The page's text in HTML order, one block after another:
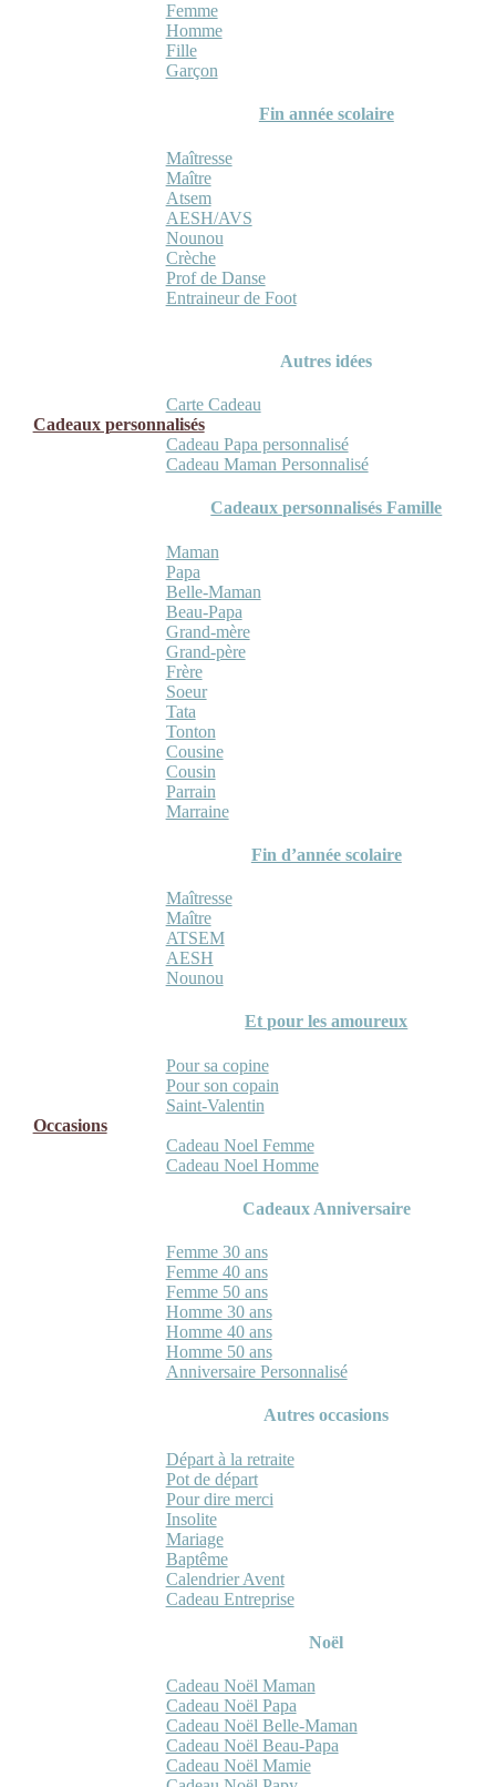
Femme
Homme
Fille
Garçon
Fin année scolaire
Maîtresse
Maître
Atsem
AESH/AVS
Nounou
Crèche
Prof de Danse
Entraineur de Foot
Autres idées
Carte Cadeau
Cadeaux personnalisés
Cadeau Papa personnalisé
Cadeau Maman Personnalisé
Cadeaux personnalisés Famille
Maman
Papa
Belle-Maman
Beau-Papa
Grand-mère
Grand-père
Frère
Soeur
Tata
Tonton
Cousine
Cousin
Parrain
Marraine
Fin d’année scolaire
Maîtresse
Maître
ATSEM
AESH
Nounou
Et pour les amoureux
Pour sa copine
Pour son copain
Saint-Valentin
Occasions
Cadeau Noel Femme
Cadeau Noel Homme
Cadeaux Anniversaire
Femme 30 ans
Femme 40 ans
Femme 50 ans
Homme 30 ans
Homme 40 ans
Homme 50 ans
Anniversaire Personnalisé
Autres occasions
Départ à la retraite
Pot de départ
Pour dire merci
Insolite
Mariage
Baptême
Calendrier Avent
Cadeau Entreprise
Noël
Cadeau Noël Maman
Cadeau Noël Papa
Cadeau Noël Belle-Maman
Cadeau Noël Beau-Papa
Cadeau Noël Mamie